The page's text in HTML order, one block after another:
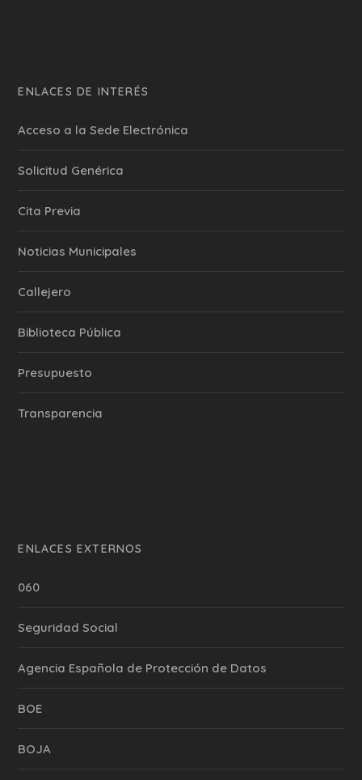
ENLACES DE INTERÉS
Acceso a la Sede Electrónica
Solicitud Genérica
Cita Previa
‎Noticias Municipales
Callejero
Biblioteca Pública
Presupuesto
Transparencia
ENLACES EXTERNOS
060
Seguridad Social
Agencia Española de Protección de Datos
BOE
BOJA